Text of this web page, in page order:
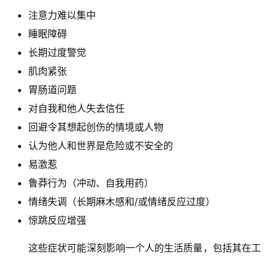
注意力难以集中
睡眠障碍
长期过度警觉
肌肉紧张
胃肠道问题
对自我和他人失去信任
回避令其想起创伤的情境或人物
认为他人和世界是危险或不安全的
易激惹
鲁莽行为（冲动、自我用药）
情绪失调（长期麻木感和/或情绪反应过度）
惊跳反应增强
这些症状可能深刻影响一个人的生活质量，包括其在工